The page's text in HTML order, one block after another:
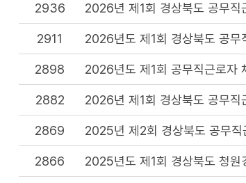
2936 2026년 제1회 경상북도 공무직
2911 2026년도 제1회 경상북도 공무
2898 2026년도 제1회 공무직근로자
2882 2026년 제1회 경상북도 공무직
2869 2025년 제2회 경상북도 공무직
2866 2025년도 제1회 경상북도 청원